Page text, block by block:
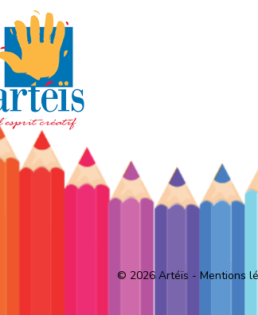
© 2026Artéïs -Mentions